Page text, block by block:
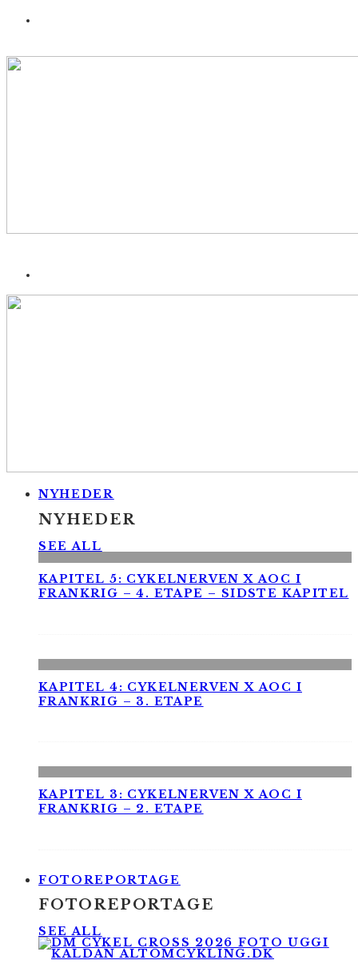
NYHEDER
NYHEDER
SEE ALL
KAPITEL 5: CYKELNERVEN X AOC I
FRANKRIG – 4. ETAPE – SIDSTE KAPITEL
KAPITEL 4: CYKELNERVEN X AOC I
FRANKRIG – 3. ETAPE
KAPITEL 3: CYKELNERVEN X AOC I
FRANKRIG – 2. ETAPE
FOTOREPORTAGE
FOTOREPORTAGE
SEE ALL